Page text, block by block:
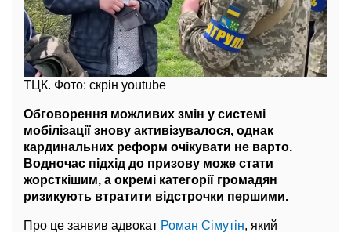
ТЦК. Фото: скрін youtube
Обговорення можливих змін у системі
мобілізації знову активізувалося, однак
кардинальних реформ очікувати не варто.
Водночас підхід до призову може стати
жорсткішим, а окремі категорії громадян
ризикують втратити відстрочки першими.
Про це заявив адвокат Роман Сімутін, який